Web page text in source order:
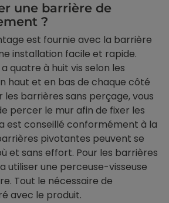
une barrière de
?
est fournie avec la barrière
installation facile et rapide.
quatre à huit vis selon les
haut et en bas de chaque côté
les barrières sans perçage, vous
percer le mur afin de fixer les
est conseillé conformément à la
pivotantes peuvent se
et sans effort. Pour les barrières
utiliser une perceuse-visseuse
Tout le nécessaire de
avec le produit.